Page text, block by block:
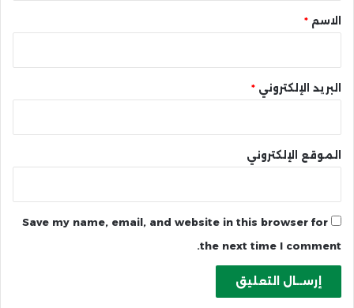
* الاسم *
البريد الإلكتروني *
الموقع الإلكتروني
Save my name, email, and website in this browser for
the next time I comment.